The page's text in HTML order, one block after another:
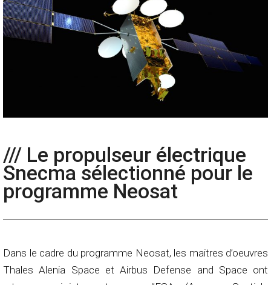
/// Le propulseur électrique
Snecma sélectionné pour le
programme Neosat
Dans le cadre du programme Neosat, les maitres d’oeuvres
Thales Alenia Space et Airbus Defense and Space ont